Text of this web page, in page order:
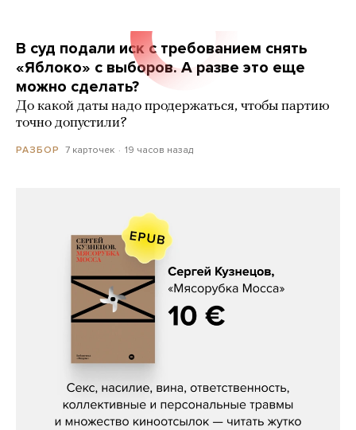
В суд подали иск с требованием снять
«Яблоко» с выборов. А разве это еще
можно сделать?
До какой даты надо продержаться, чтобы партию
точно допустили?
РАЗБОР 7 карточек 19 часов назад
Сергей Кузнецов, «Мясорубка